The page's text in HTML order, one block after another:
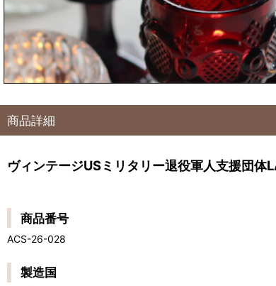
商品詳細
ヴィンテージUSミリタリー退役軍人支援団
商品番号
ACS-26-028
製造国